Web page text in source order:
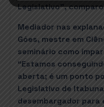
Legislativo”,
Mediador nas
Góes, mestre em
seminário como
“Estamos
aberta; é um ponto
Legislativo de
desembargador para